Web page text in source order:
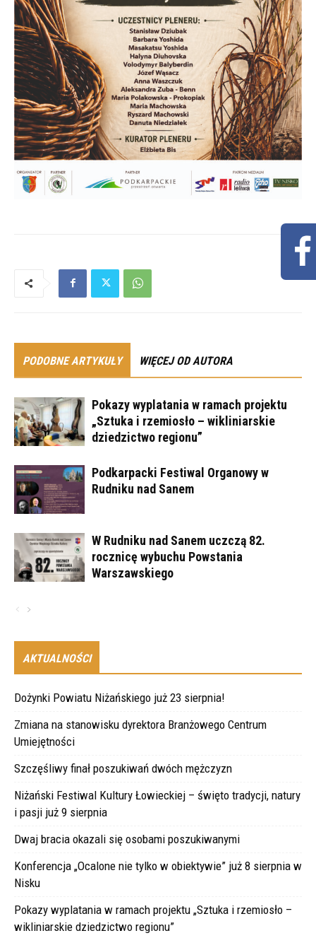
PODOBNE ARTYKUŁY WIĘCEJ OD AUTORA
Pokazy wyplatania w ramach projektu
„Sztuka i rzemiosło – wikliniarskie
dziedzictwo regionu”
Podkarpacki Festiwal Organowy w
Rudniku nad Sanem
W Rudniku nad Sanem uczczą 82.
rocznicę wybuchu Powstania
Warszawskiego
AKTUALNOŚCI
Dożynki Powiatu Niżańskiego już 23 sierpnia!
Zmiana na stanowisku dyrektora Branżowego Centrum
Umiejętności
Szczęśliwy finał poszukiwań dwóch mężczyzn
Niżański Festiwal Kultury Łowieckiej – święto tradycji, natury
i pasji już 9 sierpnia
Dwaj bracia okazali się osobami poszukiwanymi
Konferencja „Ocalone nie tylko w obiektywie” już 8 sierpnia w
Nisku
Pokazy wyplatania w ramach projektu „Sztuka i rzemiosło –
wikliniarskie dziedzictwo regionu”